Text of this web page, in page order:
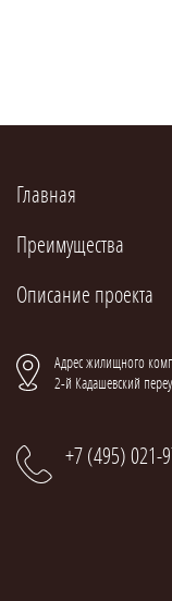
Главная
Преимущества
Описание проекта
Адрес жилищного
2-й Кадашевский
+7 (495) 021-